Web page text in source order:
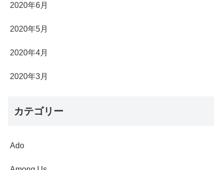
2020年6月
2020年5月
2020年4月
2020年3月
カテゴリー
Ado